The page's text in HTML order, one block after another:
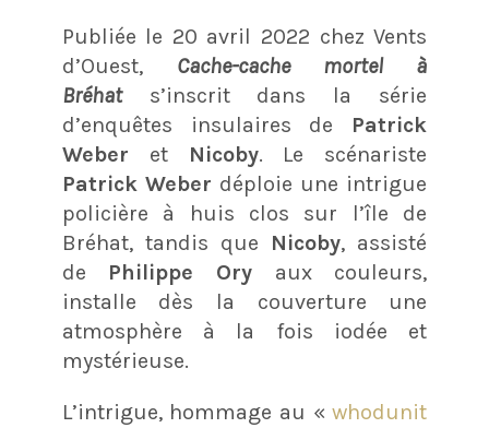
Publiée le 20 avril 2022 chez Vents
d’Ouest, Cache-cache mortel à
Bréhats’inscrit dans la série
d’enquêtes insulaires de Patrick
Weber et Nicoby. Le scénariste
Patrick Weber déploie une intrigue
policière à huis clos sur l’île de
Bréhat, tandis que Nicoby, assisté
de Philippe Ory aux couleurs,
installe dès la couverture une
atmosphère à la fois iodée et
mystérieuse.
L’intrigue, hommage au «whodunit